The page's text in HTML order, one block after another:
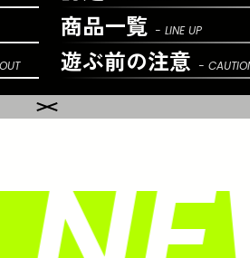
商品一覧 - LINE UP
遊ぶ前の注意 -